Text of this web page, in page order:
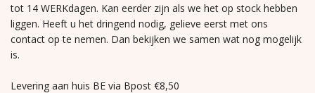
tot 14 WERKdagen. Kan eerder zijn als we het op stock hebben
liggen. Heeft u het dringend nodig, gelieve eerst met ons
contact op te nemen. Dan bekijken we samen wat nog mogelijk
is.
Levering aan huis BE via Bpost €8,50